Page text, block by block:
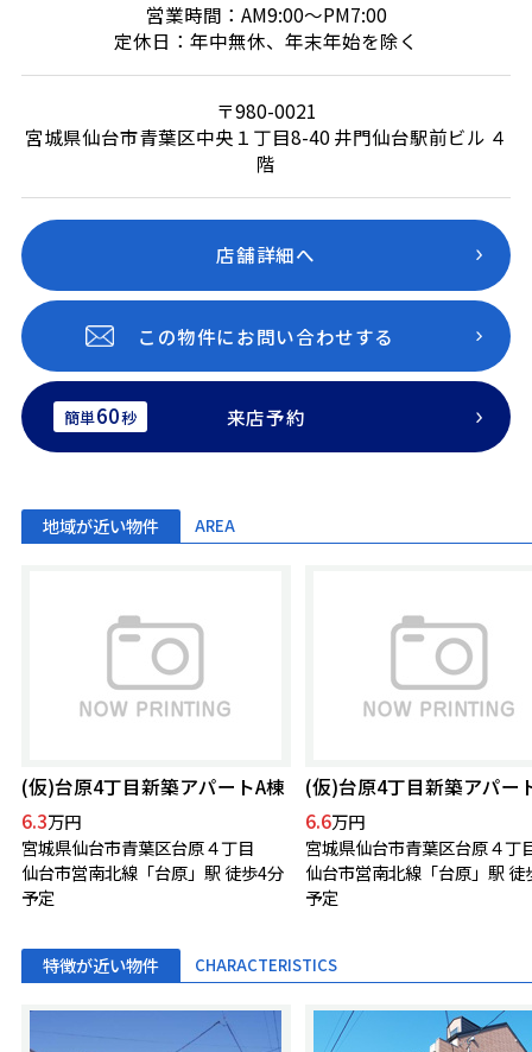
営業時間：AM9:00～PM7:00
定休日：年中無休、年末年始を除く
〒980-0021
宮城県仙台市青葉区中央１丁目8-40 井門仙台駅前ビル ４
階
店舗詳細へ
この物件にお問い合わせする
簡単60秒 来店予約
地域が近い物件 AREA
(仮)台原4丁目新築アパートA棟
6.3万円
宮城県仙台市青葉区台原４丁目
仙台市営南北線「台原」駅 徒歩4分
予定
(仮)台原4丁目新築アパー
6.6万円
宮城県仙台市青葉区台原４丁
仙台市営南北線「台原」駅 徒
予定
特徴が近い物件 CHARACTERISTICS